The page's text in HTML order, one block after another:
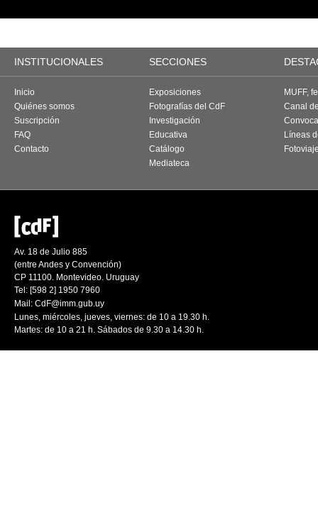
INSTITUCIONALES SECCIONES
Inicio
Quiénes somos
Suscripción
FAQ
Contacto
Exposiciones
Fotografías del CdF
Investigación
Educativa
Catálogo
Mediateca
MUFF,
Canal
Líneas
Av. 18 de Julio 885
(entre Andes y Convención)
CP 11100. Montevideo. Uruguay
Tel: [598 2] 1950 7960
Mail: CdF@imm.gub.uy
Lunes, miércoles, jueves, viernes: de 10 a 19.30 h.
Martes: de 10 a 21 h. Sábados de 9.30 a 14.30 h.